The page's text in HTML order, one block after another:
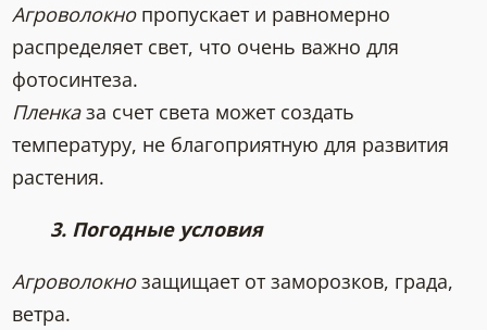
Агроволокнопропускает и равномерно
распределяет свет, что очень важно для
фотосинтеза.
Пленказа счет света может создать
температуру, не благоприятную для развития
растения.
3. Погодные условия
Агроволокнозащищает от заморозков, града,
ветра.